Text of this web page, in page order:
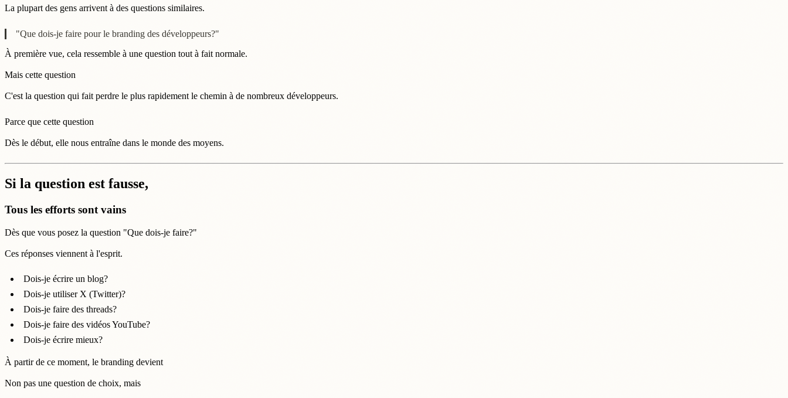
La plupart des gens arrivent à des questions similaires.
"Que dois-je faire pour le branding des développeurs?"
À première vue, cela ressemble à une question tout à fait normale.
Mais cette question
C'est la question qui fait perdre le plus rapidement le chemin à de nombreux développeurs.
Parce que cette question
Dès le début, elle nous entraîne dans le monde des moyens.
Si la question est fausse,
Tous les efforts sont vains
Dès que vous posez la question "Que dois-je faire?"
Ces réponses viennent à l'esprit.
Dois-je écrire un blog?
Dois-je utiliser X (Twitter)?
Dois-je faire des threads?
Dois-je faire des vidéos YouTube?
Dois-je écrire mieux?
À partir de ce moment, le branding devient
Non pas une question de choix, mais